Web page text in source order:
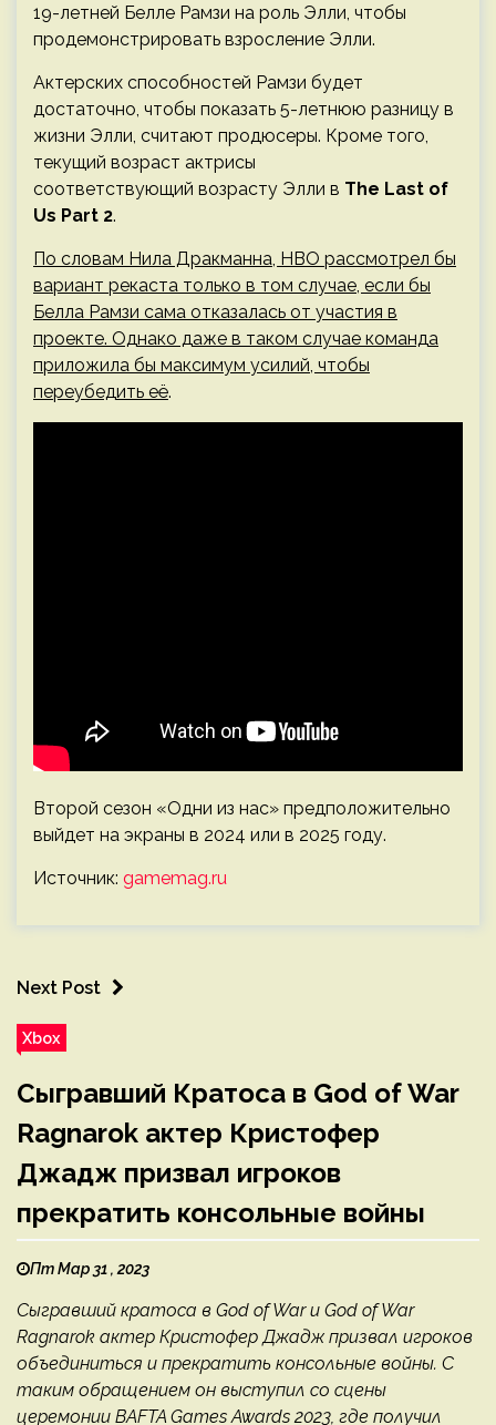
19-летней Белле Рамзи на роль Элли, чтобы
продемонстрировать взросление Элли.
Актерских способностей Рамзи будет
достаточно, чтобы показать 5-летнюю разницу в
жизни Элли, считают продюсеры. Кроме того,
текущий возраст актрисы
соответствующий возрасту Элли в The Last of
Us Part 2.
По словам Нила Дракманна, HBO рассмотрел бы
вариант рекаста только в том случае, если бы
Белла Рамзи сама отказалась от участия в
проекте. Однако даже в таком случае команда
приложила бы максимум усилий, чтобы
переубедить её.
Второй сезон «Одни из нас» предположительно
выйдет на экраны в 2024 или в 2025 году.
Источник: gamemag.ru
Next Post
Xbox
Сыгравший Кратоса в God of War
Ragnarok актер Кристофер
Джадж призвал игроков
прекратить консольные войны
Пт Мар 31 , 2023
Сыгравший кратоса в God of War и God of War
Ragnarok актер Кристофер Джадж призвал игроков
объединиться и прекратить консольные войны. С
таким обращением он выступил со сцены
церемонии BAFTA Games Awards 2023, где получил